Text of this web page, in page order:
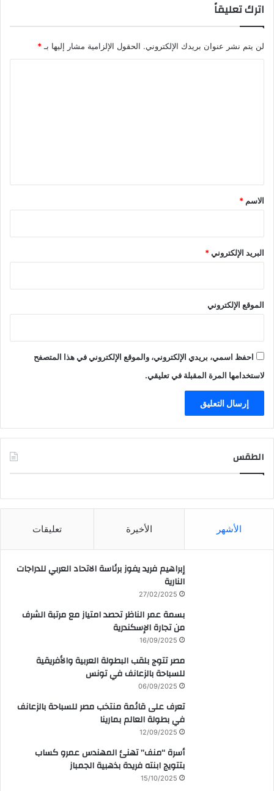
اترك تعليقاً
لن يتم نشر عنوان بريدك الإلكتروني. الحقول الإلزامية مشار إليها بـ *
*
الاسم *
البريد الإلكتروني*
الموقع الإلكتروني
احفظ اسمي، بريدي الإلكتروني، والموقع الإلكتروني في هذا المتصفح
لاستخدامها المرة المقبلة في تعليقي.
الطقس
الأشهر الأخيرة تعليقات
إبراهيم فريد يفوز برئاسة الاتحاد العربي للدراجات
النارية
27/02/2025
بسمة عمر الناظر تحصد امتياز مع مرتبة الشرف
من تجارة الإسكندرية
16/09/2025
مصر تتوج بلقب البطولة العربية والأفريقية
للسباحة بالزعانف في تونس
06/09/2025
تعرف على قائمة منتخب مصر للسباحة بالزعانف
في بطولة العالم بمارينا
12/09/2025
أسرة “منف” تهنئ المهندس عمرو كساب
بتتويج ابنته فريدة بذهبية الجمباز
15/10/2025